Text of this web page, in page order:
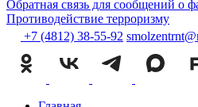
Обратная связь для сообщений о
Противодействие терроризму
+7 (4812) 38-55-92